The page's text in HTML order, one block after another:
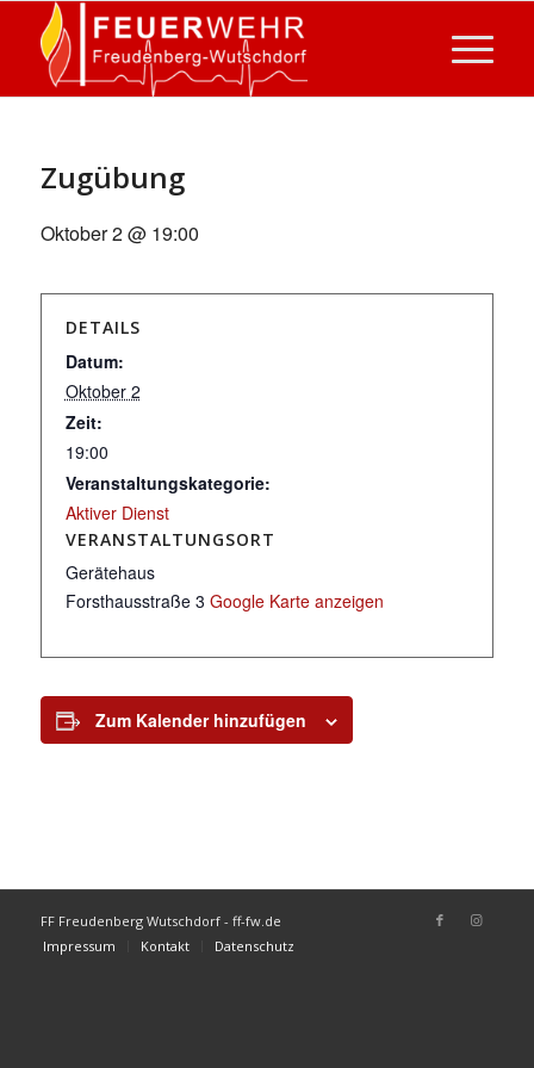
Zugübung
Oktober 2 @ 19:00
DETAILS
Datum:
Oktober 2
Zeit:
19:00
Veranstaltungskategorie:
Aktiver Dienst
VERANSTALTUNGSORT
Gerätehaus
Forsthausstraße 3 Google Karte anzeigen
Zum Kalender hinzufügen
FF Freudenberg Wutschdorf - ff-fw.de
Impressum
Kontakt Datenschutz